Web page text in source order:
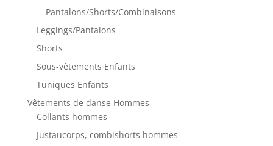
Pantalons/Shorts/Combinaisons
Leggings/Pantalons
Shorts
Sous-vêtements Enfants
Tuniques Enfants
Vêtements de danse Hommes
Collants hommes
Justaucorps, combishorts hommes